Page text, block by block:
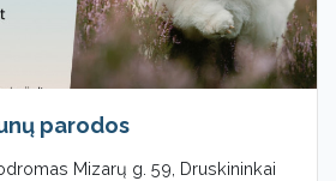
parodos
Mizarų g. 59, Druskininkai